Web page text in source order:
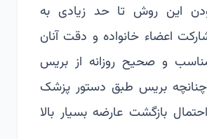
این روش تا حد زیادی به
اعضاء خانواده و دقت آنان
و صحیح روزانه از بریس
بریس طبق دستور پزشک
بازگشت عارضه بسیار بالا